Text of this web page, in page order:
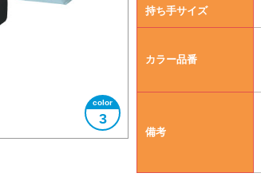
3
持ち手サイズ
カラー品番
備考